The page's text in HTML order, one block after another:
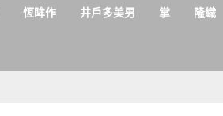
恆眸作 井戶多美男 掌 隆織